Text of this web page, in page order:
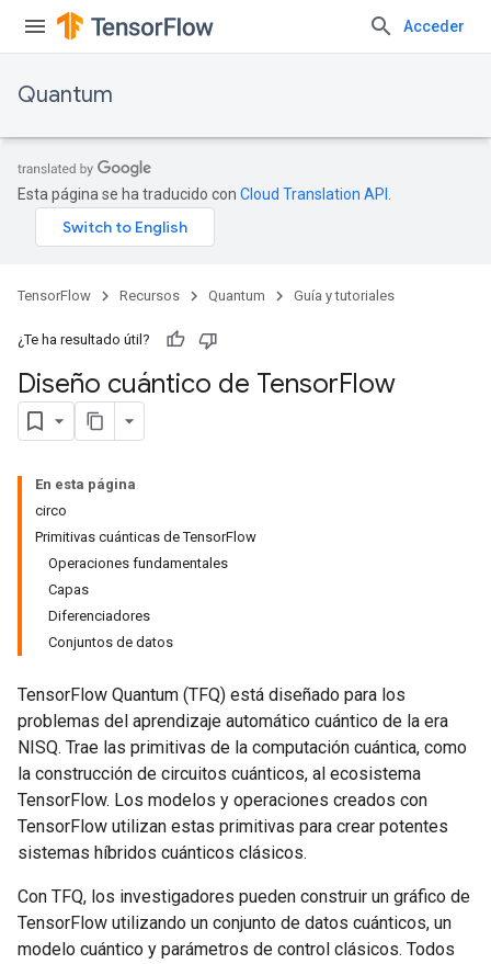
Acceder
Quantum
Esta página se ha traducido con Cloud Translation API
TensorFlow Recursos Quantum Guía y tutoriales
¿Te ha resultado útil?
Diseño cuántico de TensorFlow
En esta página
circo
Primitivas cuánticas de TensorFlow
Operaciones fundamentales
Capas
Diferenciadores
Conjuntos de datos
TensorFlow Quantum (TFQ) está diseñado para los
problemas del aprendizaje automático cuántico de la era
NISQ. Trae las primitivas de la computación cuántica, como
la construcción de circuitos cuánticos, al ecosistema
TensorFlow. Los modelos y operaciones creados con
TensorFlow utilizan estas primitivas para crear potentes
sistemas híbridos cuánticos clásicos.
Con TFQ, los investigadores pueden construir un gráfico de
TensorFlow utilizando un conjunto de datos cuánticos, un
modelo cuántico y parámetros de control clásicos. Todos